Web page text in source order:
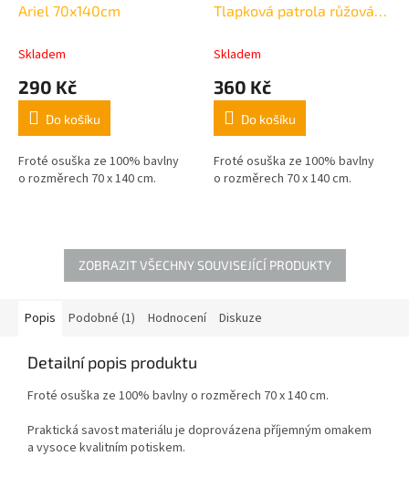
Ariel 70x140cm
Skladem
290 Kč
Do košíku
Froté osuška ze 100% bavlny
o rozměrech 70 x 140 cm.
Tlapková patrola růžová
Skladem
360 Kč
Do košíku
Froté osuška ze 100% bavlny
o rozměrech 70 x 140 cm.
ZOBRAZIT VŠECHNY SOUVISEJÍCÍ PRODUKTY
Popis Podobné (1) Hodnocení Diskuze
Detailní popis produktu
Froté osuška ze 100% bavlny o rozměrech 70 x 140 cm.
Praktická savost materiálu je doprovázena příjemným omakem
a vysoce kvalitním potiskem.